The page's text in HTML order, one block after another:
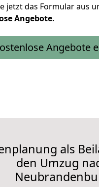
jetzt das Formular aus
Angebote.
Angebote
als
den Umzug